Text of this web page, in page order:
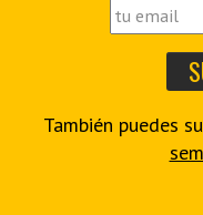
También puedes